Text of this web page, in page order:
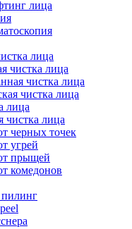
лица
лица
чистка лица
чистка лица
чистка лица
лица
чистка лица
черных точек
угрей
прыщей
комедонов